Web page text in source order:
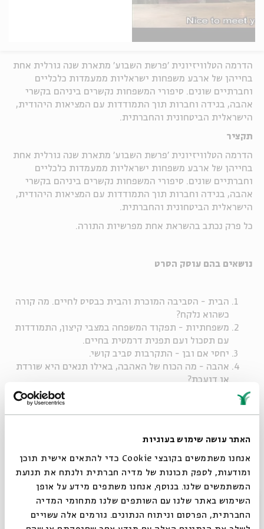
האתר עושה שימוש בעוגיות
אנחנו משתמשים בקובצי Cookie כדי להתאים אישית תוכן
ומודעות, לספק תכונות של מדיה חברתית ולנתח את תנועת
המשתמשים שלנו. בנוסף, אנחנו משתפים מידע על אופן
השימוש באתר שלנו עם השותפים שלנו מתחומי המדיה
החברתית, הפרסום וניתוח הנתונים. גורמים אלה עשויים
הדרמה הטלוויזיונית 'פרשת השבוע' מתארת שנה גורלית אחת
בחייהן של ארבע משפחות ישראליות ממעמדות כלכליים
וחברתיים שונים. סיפורי המשפחות נקשרים ביניהם בקשרי
אהבה, בגידה וחברות תוך התמודדות עם המציאות היהודית,
הישראלית הביטחונית והחברתית.
תקציר
הדרמה הטלוויזיונית 'פרשת השבוע' מתארת שנה גורלית אחת
בחייהן של ארבע משפחות ישראליות ממעמדות כלכליים
וחברתיים שונים. סיפורי המשפחות נקשרים ביניהם בקשרי
אהבה, בגידה וחברות תוך התמודדות עם המציאות היהודית,
הישראלית הביטחונית והחברתית.
כל פרק נכתב בהשראת אחת מפרשיות התורה.
נושאים בהם עוסק הסרט
הבית - הסביבה המוכרת והבית כבסיס לחיים. מה קורה
כשהוא נלקח?
משפחתיות - תפקוד המשפחה במצבי קיצון, התמודדות
עם תסכול ועם תפנית דרמטית בחיים.
יחסי אם ובן - התקרבות סביב קושי.
אהבה - מה הכוח של האהבה, באילו תנאים היא שורדת
או דועכת?
ערביות מתחדשת - האישה הערבייה המודרנית החזקה.
בימוי: רני בלייר
שיתוף
תגיות: קדימונים קונפליקטים בחברה הישראלית זהות ישראלית
סגור